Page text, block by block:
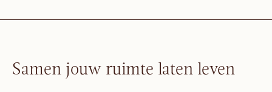
Samen jouw ruimte laten leven